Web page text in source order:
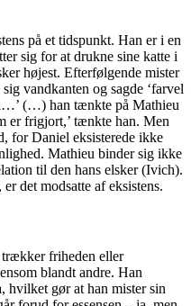
på et tidspunkt. Han er i en
sig for at drukne sine katte i
højest. Efterfølgende mister
vandkanten og sagde ‘farvel
(…) han tænkte på Mathieu
er frigjort,’ tænkte han. Men
for Daniel eksisterede ikke
Mathieu binder sig ikke
til den hans elsker (Ivich).
det modsatte af eksistens.
trækker friheden eller
blandt andre. Han
gør at han mister sin